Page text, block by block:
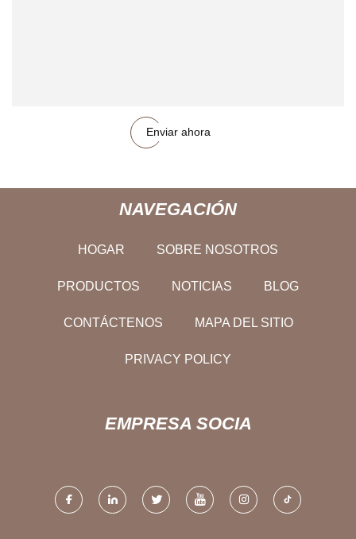
Enviar ahora
NAVEGACIÓN
HOGAR SOBRE NOSOTROS
PRODUCTOS NOTICIAS BLOG
CONTÁCTENOS MAPA DEL SITIO
PRIVACY POLICY
EMPRESA SOCIA